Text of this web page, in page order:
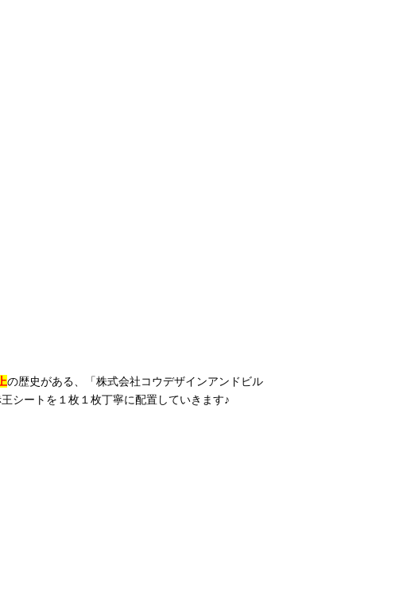
の歴史がある、「株式会社コウデザインアンドビル
シートを１枚１枚丁寧に配置していきます♪